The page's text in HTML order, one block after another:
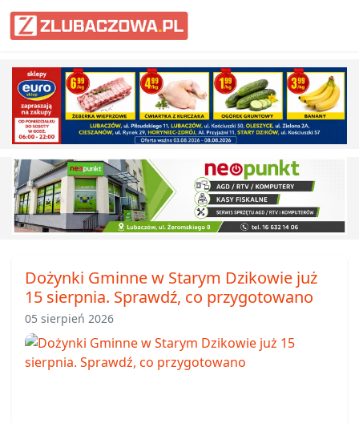
Informacje Lubaczów, powiat
Dożynki Gminne w Starym Dzikowie już
15 sierpnia. Sprawdź, co przygotowano
05 sierpień 2026